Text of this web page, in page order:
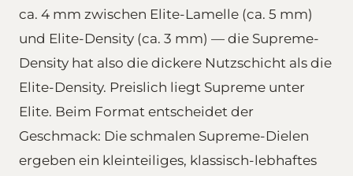
ca. 4 mm zwischen Elite-Lamelle (ca. 5 mm)
und Elite-Density (ca. 3 mm) — die Supreme-
Density hat also die dickere Nutzschicht als die
Elite-Density. Preislich liegt Supreme unter
Elite. Beim Format entscheidet der
Geschmack: Die schmalen Supreme-Dielen
ergeben ein kleinteiliges, klassisch-lebhaftes